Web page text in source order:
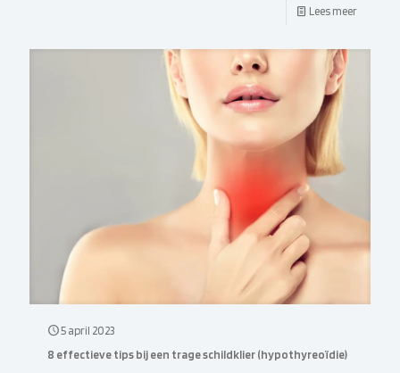
Lees meer
5 april 2023
8 effectieve tips bij een trage schildklier (hypothyreoïdie)